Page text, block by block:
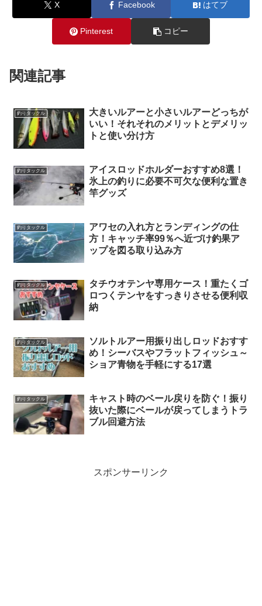
X Facebook はてブ
Pinterest コピー
関連記事
釣りタックル
大きいルアーと小さいルアーどっちが
いい！それそれのメリットとデメリッ
トと使い分け方
釣りタックル
アイスロッドホルダーおすすめ8選！
氷上の釣りに必要不可欠な便利な置き
竿グッズ
釣りタックル
アワセの入れ方とランディングの仕
方！キャッチ率99％へ近づけ釣果ア
ップを図る取り込み方
釣りタックル
タチウオテンヤ専用ケース！重たくゴ
ロつくテンヤをすっきりさせる便利収
納
釣りタックル
ソルトルアー用振り出しロッドおすす
め！シーバスやフラットフィッシュ～
ショア青物を手軽にする17選
釣りタックル
キャスト時のベール戻りを防ぐ！振り
抜いた際にベールが戻ってしまうトラ
ブル回避方法
スポンサーリンク